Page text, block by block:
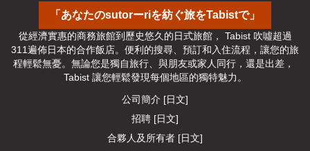
「あなたのsutorーriを紡ぐ旅をTabistで」
從經濟實惠的商務旅館到歷史悠久的日式旅館， Tabist 吹噓超過
311遍佈日本的合作飯店。便利的搜尋、預訂和入住流程，讓您的旅
程輕鬆無憂。無論您是獨自旅行、與朋友或家人同行，還是出差，
Tabist 讓您輕鬆發現每個地區的獨特魅力。
公司簡介 [日文]
招聘 [日文]
合夥人及所有者 [日文]